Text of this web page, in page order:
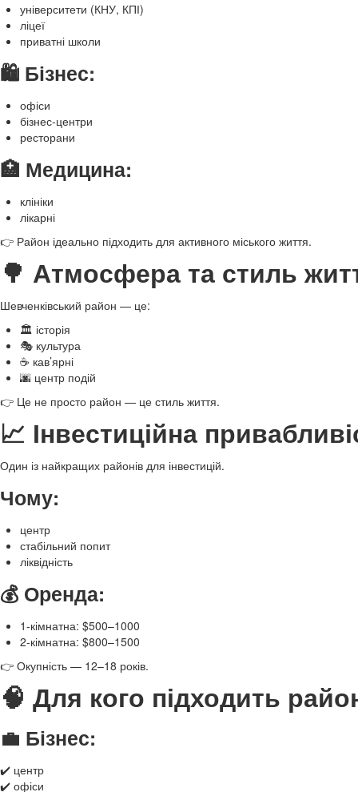
університети (КНУ, КПІ)
ліцеї
приватні школи
🛍️ Бізнес:
офіси
бізнес-центри
ресторани
🏥 Медицина:
клініки
лікарні
👉 Район ідеально підходить для активного міського життя.
🌳 Атмосфера та стиль
Шевченківський район — це:
🏛️ історія
🎭 культура
☕ кав’ярні
🌆 центр подій
👉 Це не просто район — це стиль життя.
📈 Інвестиційна
Один із найкращих районів для інвестицій.
Чому:
центр
стабільний попит
ліквідність
💰 Оренда:
1-кімнатна: $500–1000
2-кімнатна: $800–1500
👉 Окупність — 12–18 років.
🧠 Для кого підходить
💼 Бізнес:
✔️ центр
✔️ офіси